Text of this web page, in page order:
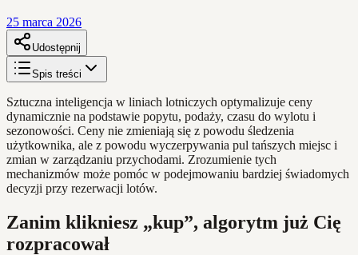
25 marca 2026
Udostępnij
Spis treści
Sztuczna inteligencja w liniach lotniczych optymalizuje ceny
dynamicznie na podstawie popytu, podaży, czasu do wylotu i
sezonowości. Ceny nie zmieniają się z powodu śledzenia
użytkownika, ale z powodu wyczerpywania pul tańszych miejsc i
zmian w zarządzaniu przychodami. Zrozumienie tych
mechanizmów może pomóc w podejmowaniu bardziej świadomych
decyzji przy rezerwacji lotów.
Zanim klikniesz „kup”, algorytm już Cię
rozpracował